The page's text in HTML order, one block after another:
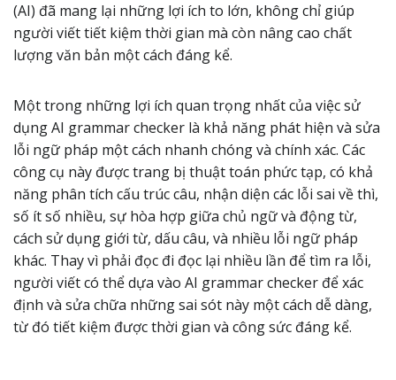
(AI) đã mang lại những lợi ích to lớn, không chỉ giúp
người viết tiết kiệm thời gian mà còn nâng cao chất
lượng văn bản một cách đáng kể.
Một trong những lợi ích quan trọng nhất của việc sử
dụng AI grammar checker là khả năng phát hiện và sửa
lỗi ngữ pháp một cách nhanh chóng và chính xác. Các
công cụ này được trang bị thuật toán phức tạp, có khả
năng phân tích cấu trúc câu, nhận diện các lỗi sai về thì,
số ít số nhiều, sự hòa hợp giữa chủ ngữ và động từ,
cách sử dụng giới từ, dấu câu, và nhiều lỗi ngữ pháp
khác. Thay vì phải đọc đi đọc lại nhiều lần để tìm ra lỗi,
người viết có thể dựa vào AI grammar checker để xác
định và sửa chữa những sai sót này một cách dễ dàng,
từ đó tiết kiệm được thời gian và công sức đáng kể.